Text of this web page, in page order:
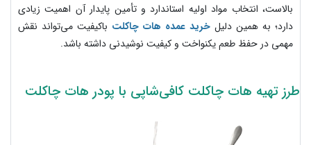
بالاست، انتخاب مواد اولیه استاندارد و تأمین پایدار آن اهمیت زیادی
دارد؛ به همین دلیل خرید عمده هات چاکلت باکیفیت می‌تواند نقش
مهمی در حفظ طعم یکنواخت و کیفیت نوشیدنی داشته باشد.
طرز تهیه هات چاکلت کافی‌شاپی با پودر هات چاکلت